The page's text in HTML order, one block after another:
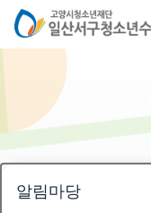
알림마당